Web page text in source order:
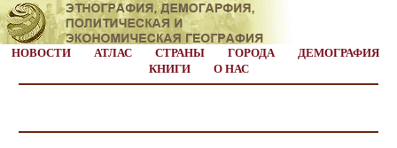
НОВОСТИ АТЛАС СТРАНЫ ГОРОДА
ДЕМОГРАФИЯ
КНИГИ
О НАС